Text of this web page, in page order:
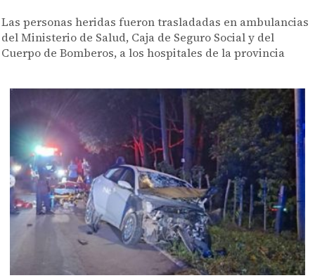
Las personas heridas fueron trasladadas en ambulancias
del Ministerio de Salud, Caja de Seguro Social y del
Cuerpo de Bomberos, a los hospitales de la provincia